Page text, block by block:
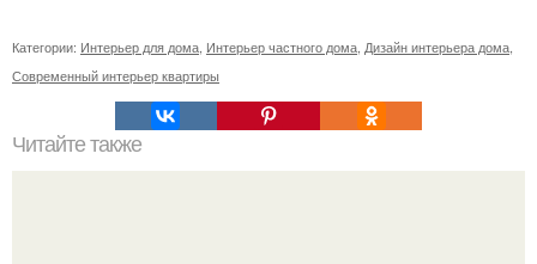
Категории: Интерьер для дома Интерьер частного дома Дизайн интерьера дома
Современный интерьер квартиры
Читайте также